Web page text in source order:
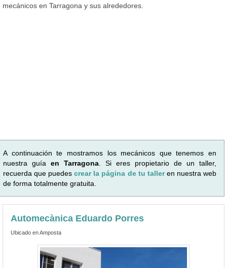
mecánicos en Tarragona y sus alrededores.
A continuación te mostramos los mecánicos que tenemos en
nuestra guía en Tarragona . Si eres propietario de un taller,
recuerda que puedescrear la página de tu talleren nuestra web
de forma totalmente gratuita.
Automecànica Eduardo Porres
Ubicado en Amposta